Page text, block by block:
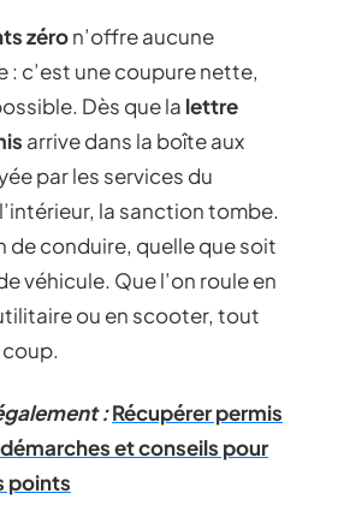
zéron’offre aucune
: c’est une coupure nette,
Dès que la lettre
arrive dans la boîte aux
par les services du
la sanction tombe.
de conduire, quelle que soit
véhicule. Que l’on roule en
ou en scooter, tout
coup.
:Récupérer permis
et conseils pour
points